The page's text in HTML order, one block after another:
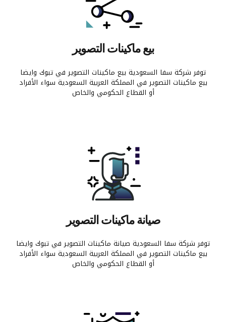
بيع ماكينات التصوير
توفر شركة سفا السعودية بيع ماكينات التصوير في تبوك وايضا
بيع ماكينات التصوير في المملكة العربية السعودية سواء الأفراد
أو القطاع الحكومي والخاص
صيانة ماكينات التصوير
توفر شركة سفا السعودية صيانة ماكينات التصوير في تبوك وايضا
بيع ماكينات التصوير في المملكة العربية السعودية سواء الأفراد
أو القطاع الحكومي والخاص